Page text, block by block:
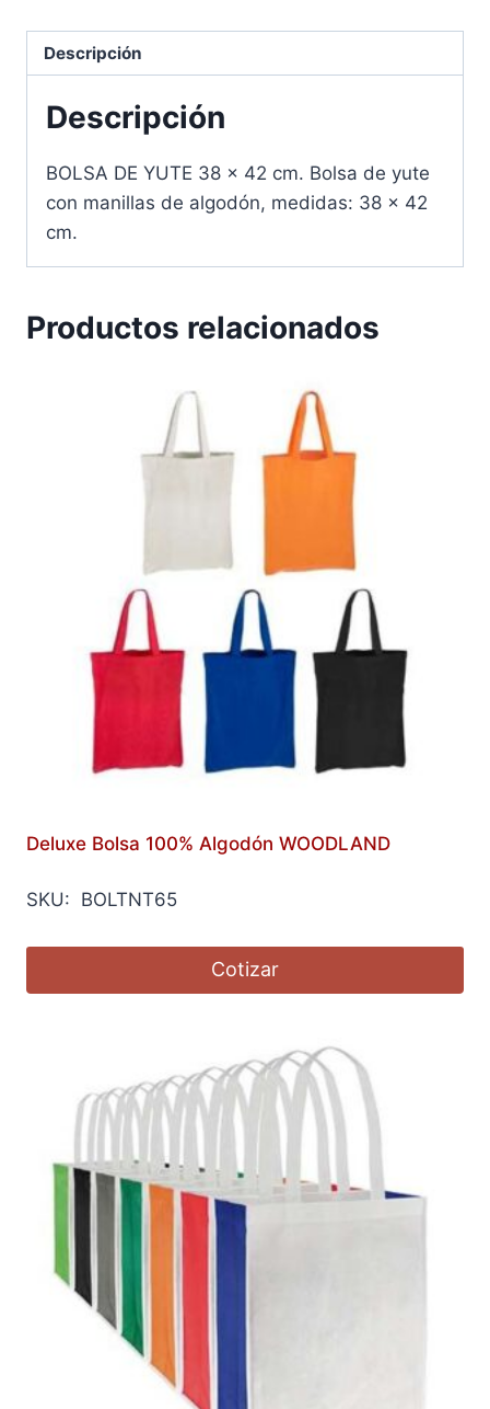
Descripción
Descripción
BOLSA DE YUTE 38 x 42 cm. Bolsa de yute
con manillas de algodón, medidas: 38 x 42
cm.
Productos relacionados
Deluxe Bolsa 100% Algodón WOODLAND
SKU: BOLTNT65
Cotizar